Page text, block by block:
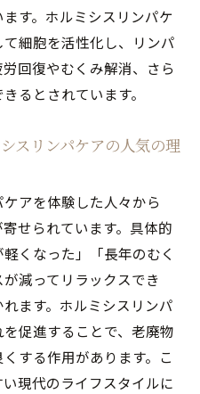
す。ホルミシスリンパケ
細胞を活性化し、リンパ
回復やむくみ解消、さら
るとされています。
スリンパケアの人気の理
アを体験した人々から
せられています。具体的
くなった」「長年のむく
減ってリラックスでき
ます。ホルミシスリンパ
促進することで、老廃物
する作用があります。こ
現代のライフスタイルに